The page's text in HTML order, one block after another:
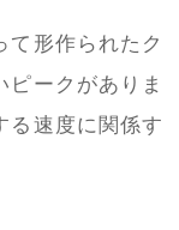
て形作られたク
ークがありま
る速度に関係す